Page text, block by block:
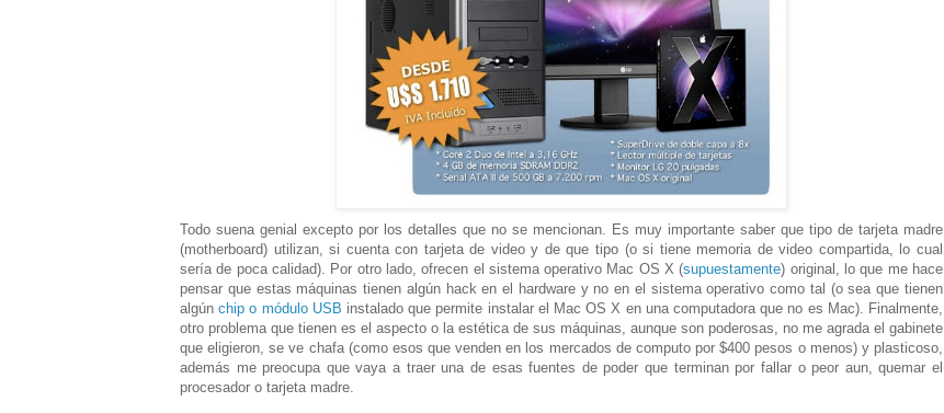
Todo suena genial excepto por los detalles que no se mencionan. Es muy importante saber que tipo de tarjeta madre
(motherboard) utilizan, si cuenta con tarjeta de video y de que tipo (o si tiene memoria de video compartida, lo cual
sería de poca calidad). Por otro lado, ofrecen el sistema operativo Mac OS X (supuestamente) original, lo que me hace
pensar que estas máquinas tienen algún hack en el hardware y no en el sistema operativo como tal (o sea que tienen
algúnchip o módulo USB instalado que permite instalar el Mac OS X en una computadora que no es Mac). Finalmente,
otro problema que tienen es el aspecto o la estética de sus máquinas, aunque son poderosas, no me agrada el gabinete
que eligieron, se ve chafa (como esos que venden en los mercados de computo por $400 pesos o menos) y plasticoso,
además me preocupa que vaya a traer una de esas fuentes de poder que terminan por fallar o peor aun, quemar el
procesador o tarjeta madre.